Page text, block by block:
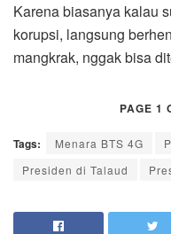
Karena biasanya kalau
korupsi, langsung
mangkrak, nggak bisa
PAGE 1
Tags: Menara BTS 4G
Presiden di Talaud